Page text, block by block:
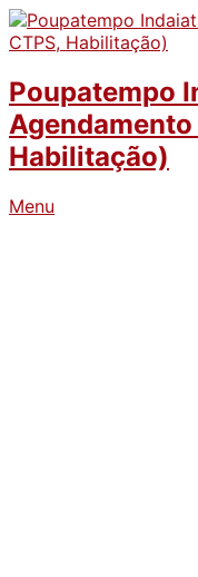
Poupatempo
Agendamento
Habilitação)
Menu